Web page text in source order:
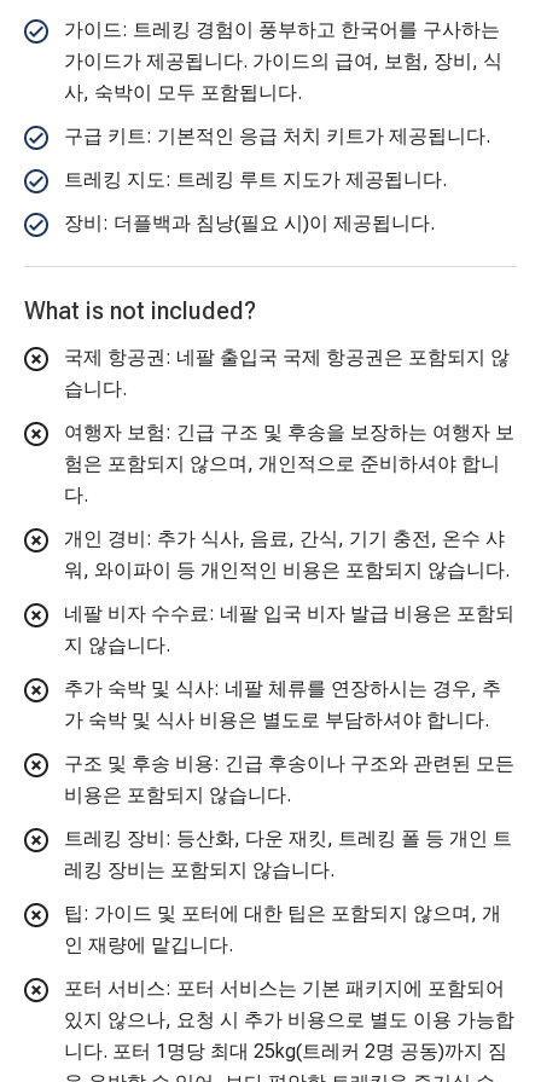
가이드: 트레킹 경험이 풍부하고 한국어를 구사하는
가이드가 제공됩니다. 가이드의 급여, 보험, 장비, 식
사, 숙박이 모두 포함됩니다.
구급 키트: 기본적인 응급 처치 키트가 제공됩니다.
트레킹 지도: 트레킹 루트 지도가 제공됩니다.
장비: 더플백과 침낭(필요 시)이 제공됩니다.
What is not included?
국제 항공권: 네팔 출입국 국제 항공권은 포함되지 않
습니다.
여행자 보험: 긴급 구조 및 후송을 보장하는 여행자 보
험은 포함되지 않으며, 개인적으로 준비하셔야 합니
다.
개인 경비: 추가 식사, 음료, 간식, 기기 충전, 온수 샤
워, 와이파이 등 개인적인 비용은 포함되지 않습니다.
네팔 비자 수수료: 네팔 입국 비자 발급 비용은 포함되
지 않습니다.
추가 숙박 및 식사: 네팔 체류를 연장하시는 경우, 추
가 숙박 및 식사 비용은 별도로 부담하셔야 합니다.
구조 및 후송 비용: 긴급 후송이나 구조와 관련된 모든
비용은 포함되지 않습니다.
트레킹 장비: 등산화, 다운 재킷, 트레킹 폴 등 개인 트
레킹 장비는 포함되지 않습니다.
팁: 가이드 및 포터에 대한 팁은 포함되지 않으며, 개
인 재량에 맡깁니다.
포터 서비스: 포터 서비스는 기본 패키지에 포함되어
있지 않으나, 요청 시 추가 비용으로 별도 이용 가능합
니다. 포터 1명당 최대 25kg(트레커 2명 공동)까지 짐